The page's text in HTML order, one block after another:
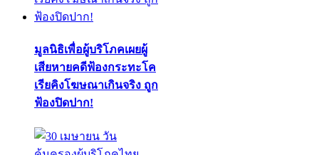
มูลนิธิเพื่อผู้บริโภคเผยผู้
เสียหายคดีฟ้องกระทะโค
เรียคิงโฆษณาเกินจริง ถูก
ฟ้องปิดปาก!